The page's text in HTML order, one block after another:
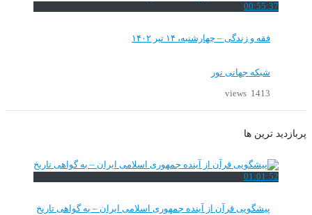
00:55:37
فقه و زندگی – چهارشنبه، ۱۴ تیر ۱۴۰۲
شبکه جهانی نور
1413 views
پربازدید ترین ها
01:01:52
پیشگویی قرآن از آینده جمهوری اسلامی ایران – به گواهی تاریخ